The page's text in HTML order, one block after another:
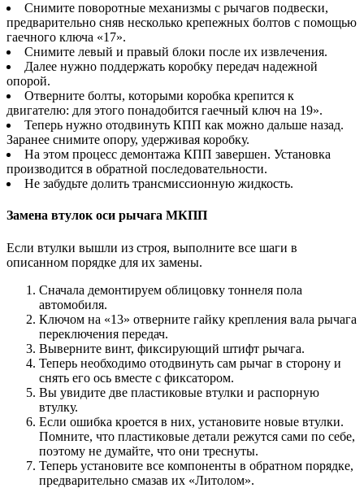
Снимите поворотные механизмы с рычагов подвески,
предварительно сняв несколько крепежных болтов с помощью
гаечного ключа «17».
Снимите левый и правый блоки после их извлечения.
Далее нужно поддержать коробку передач надежной
опорой.
Отверните болты, которыми коробка крепится к
двигателю: для этого понадобится гаечный ключ на 19».
Теперь нужно отодвинуть КПП как можно дальше назад.
Заранее снимите опору, удерживая коробку.
На этом процесс демонтажа КПП завершен. Установка
производится в обратной последовательности.
Не забудьте долить трансмиссионную жидкость.
Замена втулок оси рычага МКПП
Если втулки вышли из строя, выполните все шаги в
описанном порядке для их замены.
Сначала демонтируем облицовку тоннеля пола
автомобиля.
Ключом на «13» отверните гайку крепления вала рычага
переключения передач.
Выверните винт, фиксирующий штифт рычага.
Теперь необходимо отодвинуть сам рычаг в сторону и
снять его ось вместе с фиксатором.
Вы увидите две пластиковые втулки и распорную
втулку.
Если ошибка кроется в них, установите новые втулки.
Помните, что пластиковые детали режутся сами по себе,
поэтому не думайте, что они треснуты.
Теперь установите все компоненты в обратном порядке,
предварительно смазав их «Литолом».